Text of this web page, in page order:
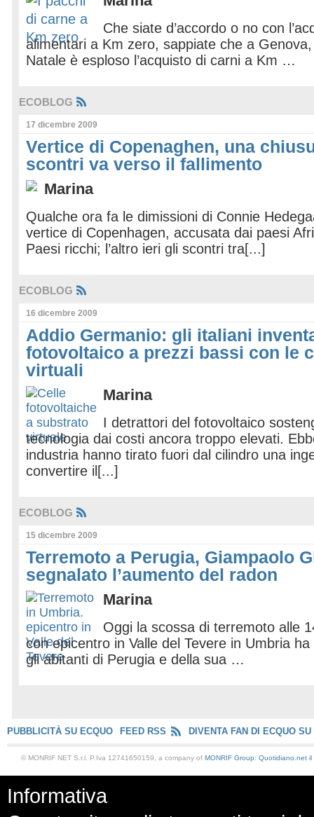
Che siate d’accordo o no con
alimentari a Km zero, sappiate che a
Natale è esploso l’acquisto di carni a Km …
ECOBLOG
17 dicembre 2009
Vertice di Copenaghen, una
scontri va verso il fallimento
Marina
Qualche ora fa le dimissioni di Connie
vertice di Copenhagen, accusata dai paesi
Paesi ricchi; l’altro ieri gli scontri tra[...]
ECOBLOG
16 dicembre 2009
Addio Germanio: gli italiani
fotovoltaico a prezzi bassi con le
virtuali
Marina
I detrattori del fotovoltaico
tecnologia dai costi ancora troppo elevati.
industria hanno tirato fuori dal cilindro una
convertire il[...]
ECOBLOG
15 dicembre 2009
Terremoto a Perugia, Giampaolo
segnalato l’aumento del radon
Marina
Oggi la scossa di terremoto alle
con epicentro in Valle del Tevere in Umbria
gli abitanti di Perugia e della sua …
PUBBLICITÀ SU ECQUO FEED RSS DIVENTA FAN DI ECQUO SU
© MONRIF NET S.r.l. P.Iva 12741650159, a company of MONRIF Group: Quotidiano.net il
Informativa